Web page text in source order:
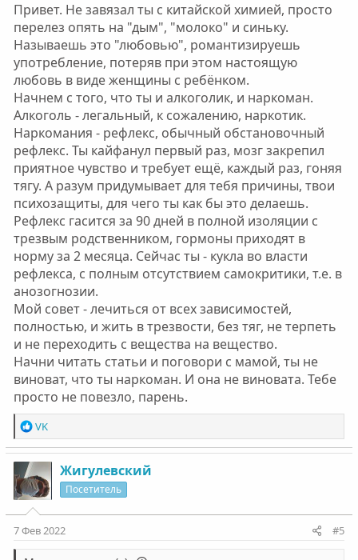
Привет. Не завязал ты с китайской химией, просто
перелез опять на "дым", "молоко" и синьку.
Называешь это "любовью", романтизируешь
употребление, потеряв при этом настоящую
любовь в виде женщины с ребёнком.
Начнем с того, что ты и алкоголик, и наркоман.
Алкоголь - легальный, к сожалению, наркотик.
Наркомания - рефлекс, обычный обстановочный
рефлекс. Ты кайфанул первый раз, мозг закрепил
приятное чувство и требует ещё, каждый раз, гоняя
тягу. А разум придумывает для тебя причины, твои
психозащиты, для чего ты как бы это делаешь.
Рефлекс гасится за 90 дней в полной изоляции с
трезвым родственником, гормоны приходят в
норму за 2 месяца. Сейчас ты - кукла во власти
рефлекса, с полным отсутствием самокритики, т.е. в
анозогнозии.
Мой совет - лечиться от всех зависимостей,
полностью, и жить в трезвости, без тяг, не терпеть
и не переходить с вещества на вещество.
Начни читать статьи и поговори с мамой, ты не
виноват, что ты наркоман. И она не виновата. Тебе
просто не повезло, парень.
Р
е
а
к
ц
и
и
:
VK
Жигулевский
Посетитель
7 Фев 2022 #5